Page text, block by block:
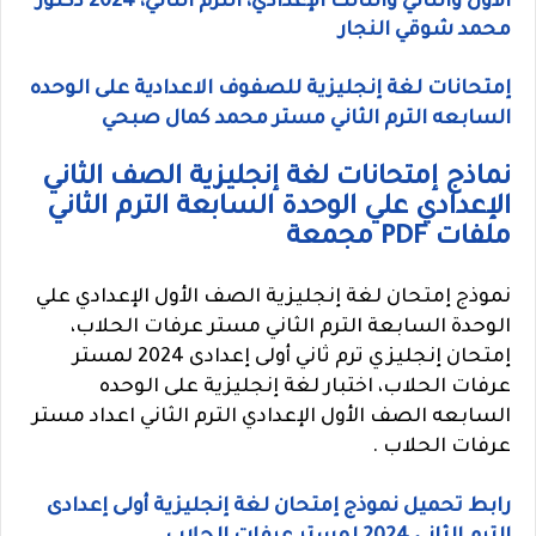
محمد شوقي النجار
إمتحانات لغة إنجليزية للصفوف الاعدادية على الوحده
السابعه الترم الثاني مستر محمد كمال صبحي
نماذج إمتحانات لغة إنجليزية الصف الثاني
الإعدادي علي الوحدة السابعة الترم الثاني
ملفات PDF مجمعة
نموذج إمتحان لغة إنجليزية الصف الأول الإعدادي علي
الوحدة السابعة الترم الثاني مستر عرفات الحلاب،
إمتحان إنجليزي ترم ثاني أولى إعدادى 2024 لمستر
عرفات الحلاب، اختبار لغة إنجليزية على الوحده
السابعه الصف الأول الإعدادي الترم الثاني اعداد مستر
عرفات الحلاب .
رابط تحميل نموذج إمتحان لغة إنجليزية أولى إعدادى